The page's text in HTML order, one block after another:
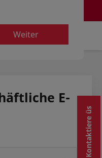
E-
Kontaktiere üs
Weiter